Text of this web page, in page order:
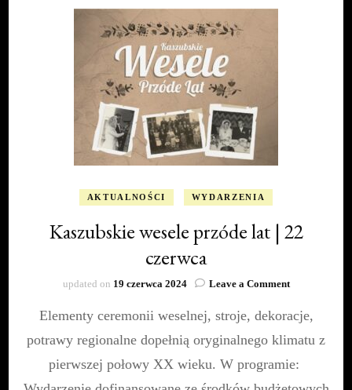
AKTUALNOŚCI WYDARZENIA
Kaszubskie wesele przóde lat | 22
czerwca
updated on 19 czerwca 2024 Leave a Commenton
wesele
lat
|
Elementy ceremonii weselnej, stroje, dekoracje,
potrawy regionalne dopełnią oryginalnego klimatu z
pierwszej połowy XX wieku. W programie: